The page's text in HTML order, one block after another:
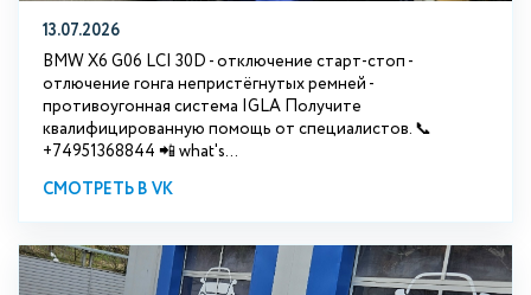
13.07.2026
BMW X6 G06 LCI 30D - отключение старт-стоп -
отлючение гонга непристёгнутых ремней -
противоугонная система IGLA Получите
квалифицированную помощь от специалистов. 📞
+74951368844 📲 what's...
СМОТРЕТЬ В VK